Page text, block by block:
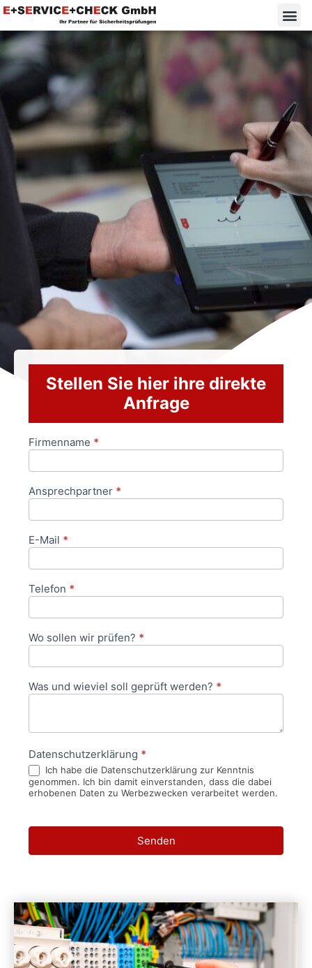
Stellen Sie hier ihre direkte
Anfrage
Anfrageformular
Firmenname *
Ansprechpartner *
E-Mail *
Telefon *
Wo sollen wir prüfen? *
Was und wieviel soll geprüft werden? *
Datenschutzerklärung *
Ich habe die Datenschutzerklärung zur Kenntnis
genommen. Ich bin damit einverstanden, dass die dabei
erhobenen Daten zu Werbezwecken verarbeitet werden.
Senden